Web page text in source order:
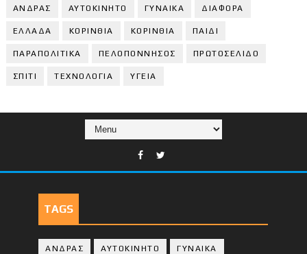
ΑΝΔΡΑΣ ΑΥΤΟΚΙΝΗΤΟ ΓΥΝΑΙΚΑ ΔΙΑΦΟΡΑ
ΕΛΛΑΔΑ ΚΟΡΙΝΘΙΑ ΚΟΡΙΝΘΙA ΠΑΙΔΙ
ΠΑΡΑΠΟΛΙΤΙΚΑ ΠΕΛΟΠΟΝΝΗΣΟΣ ΠΡΩΤΟΣΕΛΙΔΟ
ΣΠΙΤΙ ΤΕΧΝΟΛΟΓΙΑ ΥΓΕΙΑ
TAGS
ΑΝΔΡΑΣ ΑΥΤΟΚΙΝΗΤΟ ΓΥΝΑΙΚΑ